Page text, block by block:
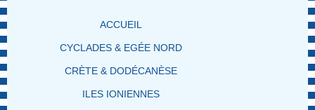
MENU PRINCIPAL
MASQUER LA NAVIGATION PRINCIPALE
MASQUER LA NAVIGATION SECONDAIRE
ACCUEIL
CYCLADES & EGÉE NORD
CRÈTE & DODÉCANÈSE
ILES IONIENNES